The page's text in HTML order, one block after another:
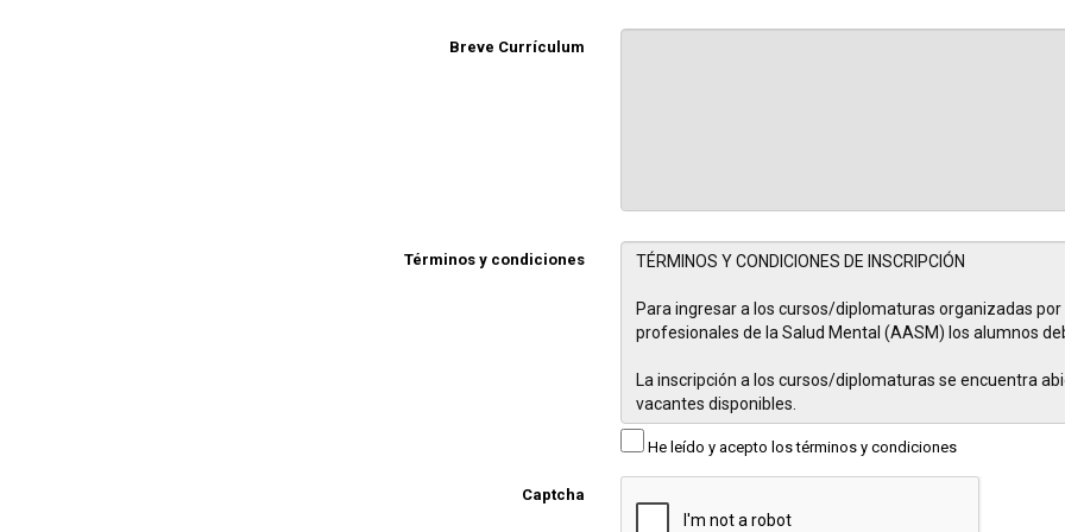
Breve Currículum
Términos y condiciones
He leído y acepto los términos y condiciones
Captcha